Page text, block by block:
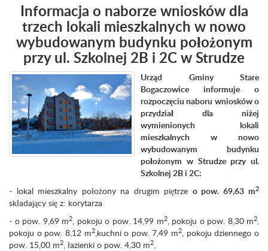
Informacja o naborze wniosków dla
trzech lokali mieszkalnych w nowo
wybudowanym budynku położonym
przy ul. Szkolnej 2B i 2C w Strudze
Urząd Gminy Stare
Bogaczowice informuje o
rozpoczęciu naboru wniosków o
przydział dla niżej
wymienionych lokali
mieszkalnych w nowo
wybudowanym budynku
położonym w Strudze przy ul.
Szkolnej 2B i 2C:
- lokal mieszkalny położony na drugim piętrze o pow. 69,63 m2
składający się z: korytarza
- o pow. 9,69 m2, pokoju o pow. 14,99 m2, pokoju o pow. 8,30 m2,
pokoju o pow. 8,12 m2,kuchni o pow. 7,49 m2, pokoju dziennego o
pow. 15,00 m2, łazienki o pow. 4,30 m2,